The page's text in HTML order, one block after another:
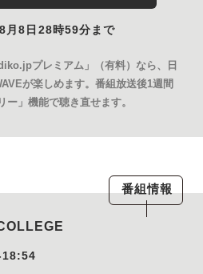
月8日28時59分まで
プレミアム」（有料）なら、日
が楽しめます。番組放送後1週間
」機能で聴き直せます。
番組情報